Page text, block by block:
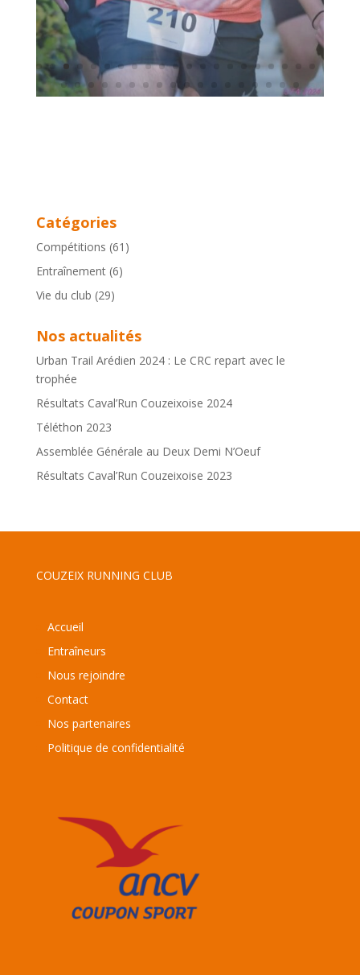
Catégories
Compétitions (61)
Entraînement(6)
Vie du club (29)
Nos actualités
Urban Trail Arédien 2024 : Le CRC repart avec le
trophée
Résultats Caval’Run Couzeixoise 2024
Téléthon 2023
Assemblée Générale au Deux Demi N’Oeuf
Résultats Caval’Run Couzeixoise 2023
COUZEIX RUNNING CLUB
Accueil
Entraîneurs
Nous rejoindre
Contact
Nos partenaires
Politique de confidentialité